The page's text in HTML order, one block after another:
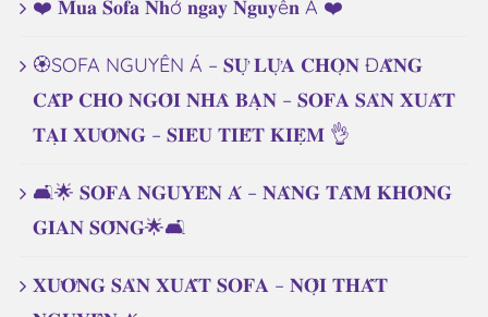
❤️ 𝐌𝐮𝐚 𝐒𝐨𝐟𝐚 𝐍𝐡ớ 𝐧𝐠𝐚𝐲 𝐍𝐠𝐮𝐲ê𝐧 Á ❤️
🏵️SOFA NGUYÊN Á – 𝐒𝐔̛̣ 𝐋𝐔̛̣𝐀 𝐂𝐇𝐎̣𝐍 Đ𝐀̆̉𝐍𝐆
𝐂𝐀̂́𝐏 𝐂𝐇𝐎 𝐍𝐆𝐎̂𝐈 𝐍𝐇𝐀̀ 𝐁𝐀̣𝐍 – 𝐒𝐎𝐅𝐀 𝐒𝐀̉𝐍 𝐗𝐔𝐀̂́𝐓
𝐓𝐀̣𝐈 𝐗𝐔̛𝐎̛̉𝐍𝐆 – 𝐒𝐈𝐄̂𝐔 𝐓𝐈𝐄̂́𝐓 𝐊𝐈𝐄̣̂𝐌 👌
🛋️🌟 𝐒𝐎𝐅𝐀 𝐍𝐆𝐔𝐘𝐄̂𝐍 𝐀́ – 𝐍𝐀̂𝐍𝐆 𝐓𝐀̂̀𝐌 𝐊𝐇𝐎̂𝐍𝐆
𝐆𝐈𝐀𝐍 𝐒𝐎̂́𝐍𝐆🌟🛋️
𝐗𝐔̛𝐎̛̉𝐍𝐆 𝐒𝐀̉𝐍 𝐗𝐔𝐀̂́𝐓 𝐒𝐎𝐅𝐀 – 𝐍𝐎̣̂𝐈 𝐓𝐇𝐀̂́𝐓